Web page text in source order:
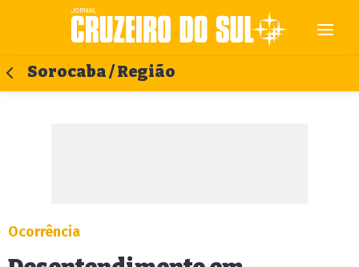
Sorocaba / Região
Ocorrência